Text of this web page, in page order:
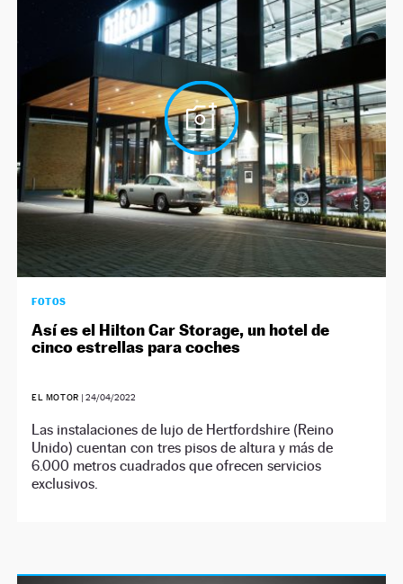
FOTOS
Así es el Hilton Car Storage, un hotel de
cinco estrellas para coches
EL MOTOR | 24/04/2022
Las instalaciones de lujo de Hertfordshire (Reino
Unido) cuentan con tres pisos de altura y más de
6.000 metros cuadrados que ofrecen servicios
exclusivos.